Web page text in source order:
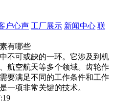
户心声 工厂展示 新闻中心 联
有哪些
不可或缺的一环。它涉及到机
航空航天等多个领域。齿轮作
要满足不同的工作条件和工作
一项非常关键的技术。